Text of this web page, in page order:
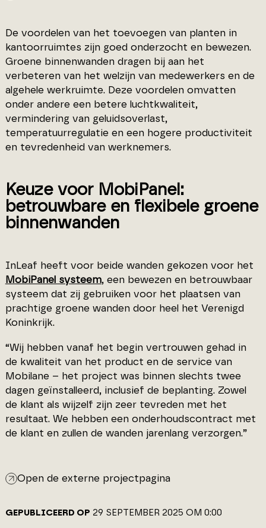
De voordelen van het toevoegen van planten in
kantoorruimtes zijn goed onderzocht en bewezen.
Groene binnenwanden dragen bij aan het
verbeteren van het welzijn van medewerkers en de
algehele werkruimte. Deze voordelen omvatten
onder andere een betere luchtkwaliteit,
vermindering van geluidsoverlast,
temperatuurregulatie en een hogere productiviteit
en tevredenheid van werknemers.
Keuze voor MobiPanel:
betrouwbare en flexibele groene
binnenwanden
InLeaf heeft voor beide wanden gekozen voor het
MobiPanel systeem, een bewezen en betrouwbaar
systeem dat zij gebruiken voor het plaatsen van
prachtige groene wanden door heel het Verenigd
Koninkrijk.
“Wij hebben vanaf het begin vertrouwen gehad in
de kwaliteit van het product en de service van
Mobilane – het project was binnen slechts twee
dagen geïnstalleerd, inclusief de beplanting. Zowel
de klant als wijzelf zijn zeer tevreden met het
resultaat. We hebben een onderhoudscontract met
de klant en zullen de wanden jarenlang verzorgen.”
Open de externe projectpagina
GEPUBLICEERD OP 29 SEPTEMBER 2025 OM 0:00